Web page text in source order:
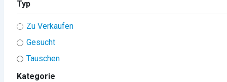
Typ
Zu Verkaufen
Gesucht
Tauschen
Kategorie